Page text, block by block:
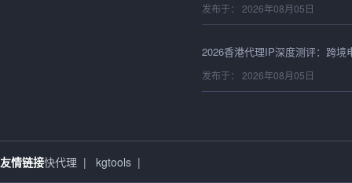
发布于： 2026年08月05日
发布于： 2026年08月05日
发布于： 2026年08月05日
友情链接快代理 | kgtools |